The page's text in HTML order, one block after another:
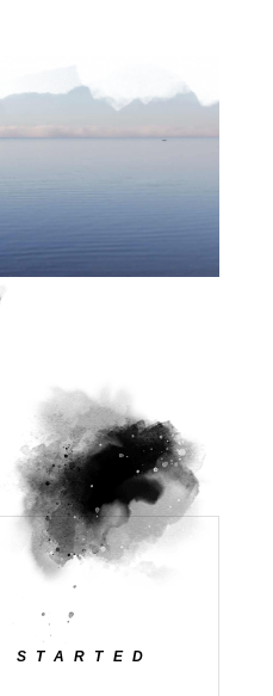
STARTED